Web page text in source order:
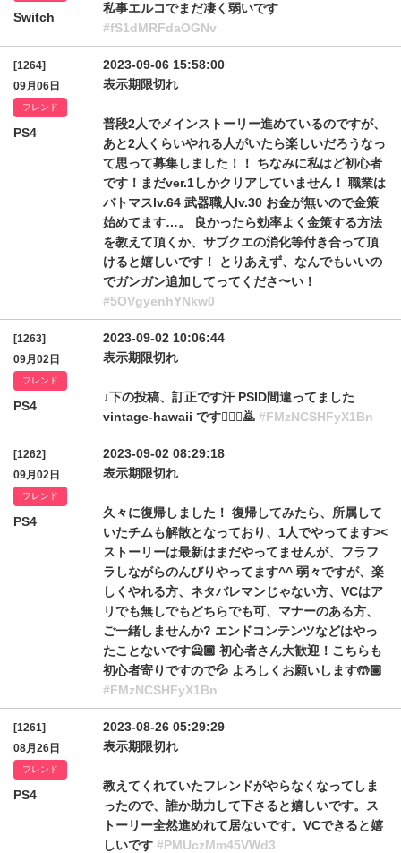
Switch
私事エルコでまだ凄く弱いです
#fS1dMRFdaOGNv
[1264]
09月06日
フレンド
PS4
2023-09-06 15:58:00
表示期限切れ
普段2人でメインストーリー進めているのですが、
あと2人くらいやれる人がいたら楽しいだろうなっ
て思って募集しました！！ ちなみに私はど初心者
です！まだver.1しかクリアしていません！ 職業は
バトマスlv.64 武器職人lv.30 お金が無いので金策
始めてます…。 良かったら効率よく金策する方法
を教えて頂くか、サブクエの消化等付き合って頂
けると嬉しいです！ とりあえず、なんでもいいの
でガンガン追加してってくださ〜い！
#5OVgyenhYNkw0
[1263]
09月02日
フレンド
PS4
2023-09-02 10:06:44
表示期限切れ
↓下の投稿、訂正です汗 PSID間違ってました
vintage-hawaii です🙇🏽‍♂️🙇 #FMzNCSHFyX1Bn
[1262]
09月02日
フレンド
PS4
2023-09-02 08:29:18
表示期限切れ
久々に復帰しました！ 復帰してみたら、所属して
いたチムも解散となっており、1人でやってます><
ストーリーは最新はまだやってませんが、フラフ
ラしながらのんびりやってます^^ 弱々ですが、楽
しくやれる方、ネタバレマンじゃない方、VCはア
リでも無しでもどちらでも可、マナーのある方、
ご一緒しませんか? エンドコンテンツなどはやっ
たことないです🙅🏾 初心者さん大歓迎！こちらも
初心者寄りですので💦 よろしくお願いします🤲🏽
#FMzNCSHFyX1Bn
[1261]
08月26日
フレンド
PS4
2023-08-26 05:29:29
表示期限切れ
教えてくれていたフレンドがやらなくなってしま
ったので、誰か助力して下さると嬉しいです。ス
トーリー全然進めれて居ないです。VCできると嬉
しいです #PMUczMm45VWd3